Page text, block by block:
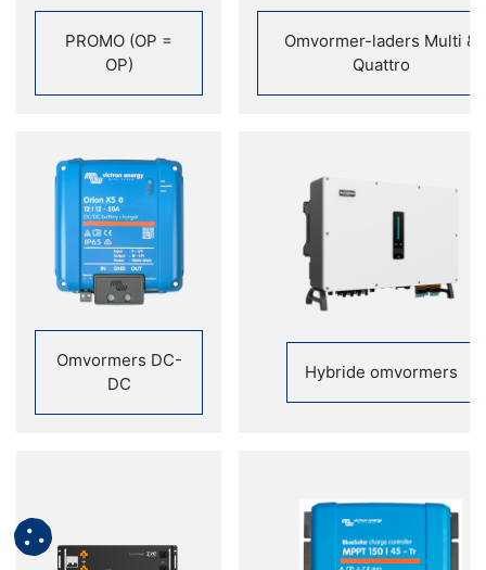
PROMO (OP =
OP)
Omvormer-laders Multi &
Quattro
Omvormers DC-
DC
Hybride omvormers